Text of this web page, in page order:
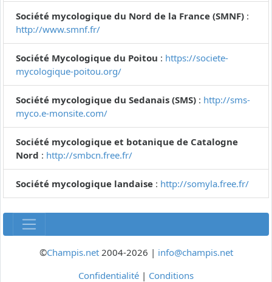
Société mycologique du Nord de la France (SMNF) :
http://www.smnf.fr/
Société Mycologique du Poitou : https://societe-
mycologique-poitou.org/
Société mycologique du Sedanais (SMS) : http://sms-
myco.e-monsite.com/
Société mycologique et botanique de Catalogne
Nord : http://smbcn.free.fr/
Société mycologique landaise : http://somyla.free.fr/
©Champis.net2004-2026 | info@champis.net
Confidentialité | Conditions